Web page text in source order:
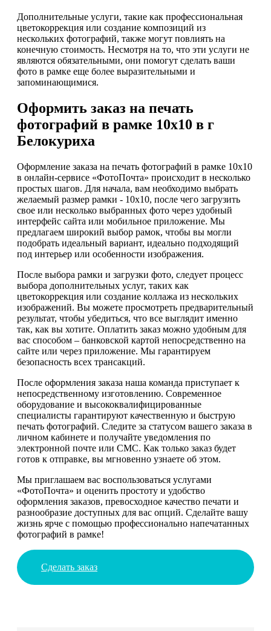
Дополнительные услуги, такие как профессиональная
цветокоррекция или создание композиций из
нескольких фотографий, также могут повлиять на
конечную стоимость. Несмотря на то, что эти услуги не
являются обязательными, они помогут сделать ваши
фото в рамке еще более выразительными и
запоминающимися.
Оформить заказ на печать
фотографий в рамке 10х10 в г
Белокуриха
Оформление заказа на печать фотографий в рамке 10х10
в онлайн-сервисе «ФотоПочта» происходит в несколько
простых шагов. Для начала, вам необходимо выбрать
желаемый размер рамки - 10х10, после чего загрузить
свое или несколько выбранных фото через удобный
интерфейс сайта или мобильное приложение. Мы
предлагаем широкий выбор рамок, чтобы вы могли
подобрать идеальный вариант, идеально подходящий
под интерьер или особенности изображения.
После выбора рамки и загрузки фото, следует процесс
выбора дополнительных услуг, таких как
цветокоррекция или создание коллажа из нескольких
изображений. Вы можете просмотреть предварительный
результат, чтобы убедиться, что все выглядит именно
так, как вы хотите. Оплатить заказ можно удобным для
вас способом – банковской картой непосредственно на
сайте или через приложение. Мы гарантируем
безопасность всех трансакций.
После оформления заказа наша команда приступает к
непосредственному изготовлению. Современное
оборудование и высококвалифицированные
специалисты гарантируют качественную и быструю
печать фотографий. Следите за статусом вашего заказа в
личном кабинете и получайте уведомления по
электронной почте или СМС. Как только заказ будет
готов к отправке, вы мгновенно узнаете об этом.
Мы приглашаем вас воспользоваться услугами
«ФотоПочта» и оценить простоту и удобство
оформления заказов, превосходное качество печати и
разнообразие доступных для вас опций. Сделайте вашу
жизнь ярче с помощью профессионально напечатанных
фотографий в рамке!
Сделать заказ